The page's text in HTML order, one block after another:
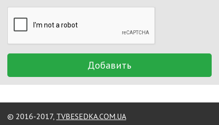
Добавить
© 2016-2017, TVBESEDKA.COM.UA